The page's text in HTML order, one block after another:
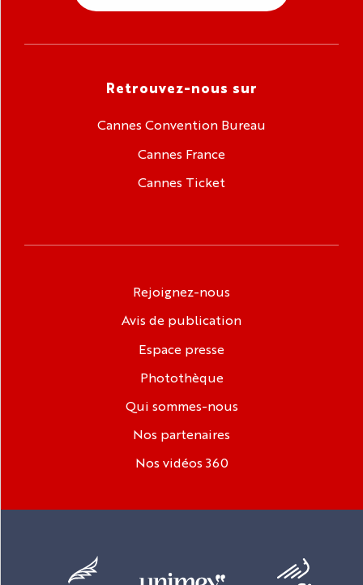
Retrouvez-nous sur
Cannes Convention Bureau
Cannes France
Cannes Ticket
Rejoignez-nous
Avis de publication
Espace presse
Photothèque
Qui sommes-nous
Nos partenaires
Nos vidéos 360